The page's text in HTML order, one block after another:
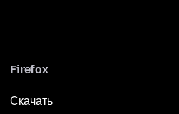
Firefox
Скачать